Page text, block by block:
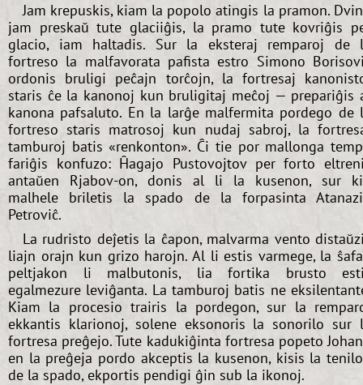
Jam krepuskis, kiam la popolo atingis la pramon.
jam preskaŭ tute glaciiĝis, la pramo tute kovriĝis
glacio, iam haltadis. Sur la eksteraj remparoj de
fortreso la malfavorata pafista estro Simono
ordonis bruligi peĉajn torĉojn, la fortresaj
staris ĉe la kanonoj kun bruligitaj meĉoj — prepariĝis
kanona pafsaluto. En la larĝe malfermita pordego de
fortreso staris matrosoj kun nudaj sabroj, la
tamburoj batis «renkonton». Ĉi tie por mallonga
fariĝis konfuzo: Ĥagajo Pustovojtov per forto
antaŭen Rjabov-on, donis al li la kusenon, sur
malhele briletis la spado de la forpasinta
Petroviĉ.
La rudristo deĵetis la ĉapon, malvarma vento
liajn orajn kun grizo harojn. Al li estis varmege, la
peltjakon li malbutonis, lia fortika brusto
egalmezure leviĝanta. La tamburoj batis ne
Kiam la procesio trairis la pordegon, sur la
ekkantis klarionoj, solene eksonoris la sonorilo sur
fortresa preĝejo. Tute kadukiĝinta fortresa popeto
en la preĝeja pordo akceptis la kusenon, kisis la
de la spado, ekportis pendigi ĝin sub la ikonoj.